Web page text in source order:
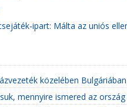
ipart: Málta az uniós
közelében Bulgáriában
mennyire ismered az